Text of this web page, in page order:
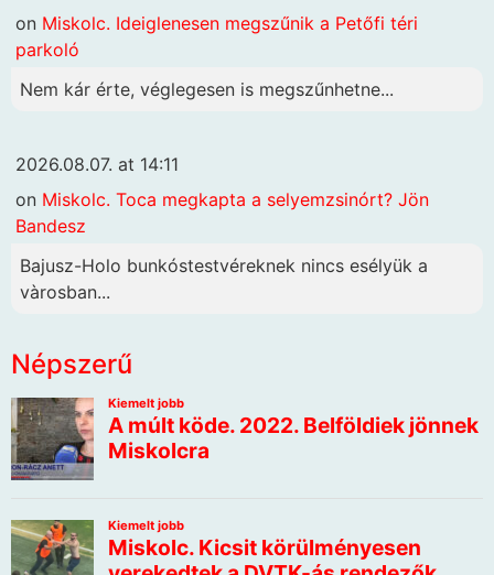
on Miskolc. Ideiglenesen megszűnik a Petőfi téri
parkoló
Nem kár érte, véglegesen is megszűnhetne...
2026.08.07. at 14:11
on Miskolc. Toca megkapta a selyemzsinórt? Jön
Bandesz
Bajusz-Holo bunkóstestvéreknek nincs esélyük a
vàrosban...
Népszerű